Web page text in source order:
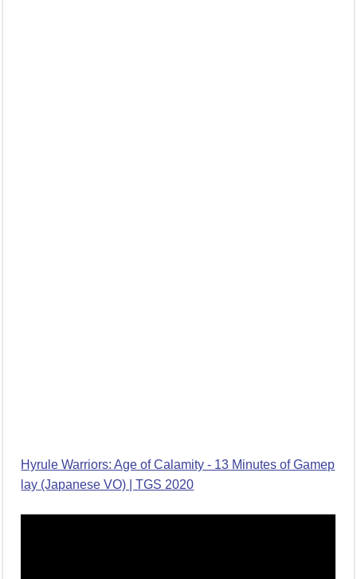
Hyrule Warriors: Age of Calamity - 13 Minutes of Gamep
lay (Japanese VO) | TGS 2020